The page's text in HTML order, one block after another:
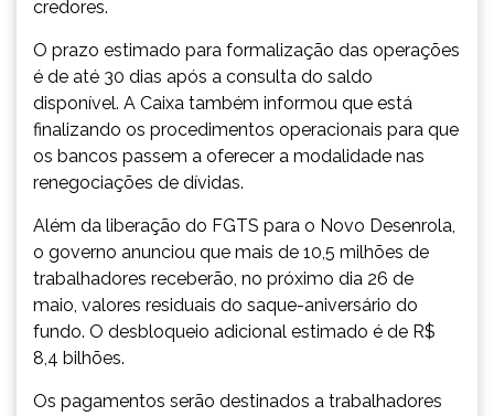
credores.
O prazo estimado para formalização das operações
é de até 30 dias após a consulta do saldo
disponível. A Caixa também informou que está
finalizando os procedimentos operacionais para que
os bancos passem a oferecer a modalidade nas
renegociações de dívidas.
Além da liberação do FGTS para o Novo Desenrola,
o governo anunciou que mais de 10,5 milhões de
trabalhadores receberão, no próximo dia 26 de
maio, valores residuais do saque-aniversário do
fundo. O desbloqueio adicional estimado é de R$
8,4 bilhões.
Os pagamentos serão destinados a trabalhadores